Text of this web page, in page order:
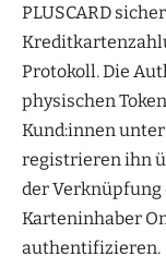
PLUSCARD
Protokoll. Die
physischen
Kund:innen
registrieren ihn
der Verknüpfung
Karteninhaber
authentifizieren.